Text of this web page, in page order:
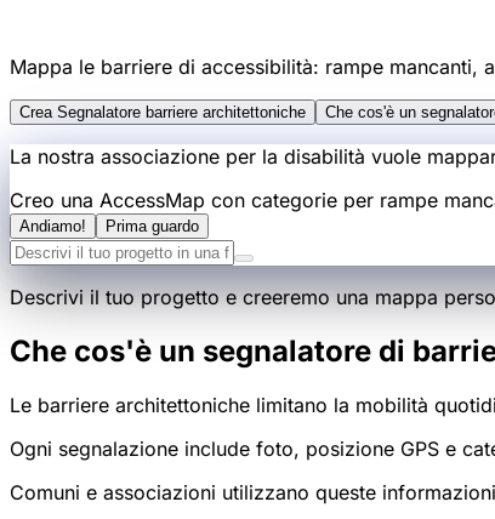
Mappa le barriere di accessibilità: rampe mancanti,
Crea Segnalatore barriere architettoniche Che cos'è un
La nostra associazione per la disabilità vuole
Creo una AccessMap con categorie per rampe
Andiamo! Prima guardo
Descrivi il tuo progetto e creeremo una mappa
Che cos'è un segnalatore di
Le barriere architettoniche limitano la mobilità
Ogni segnalazione include foto, posizione GPS e
Comuni e associazioni utilizzano queste